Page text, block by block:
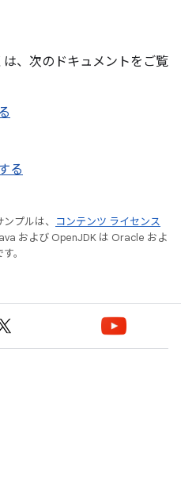
、次のドキュメントをご覧
る
プルは、
コンテンツ ライセンス
および OpenJDK は Oracle およ
。